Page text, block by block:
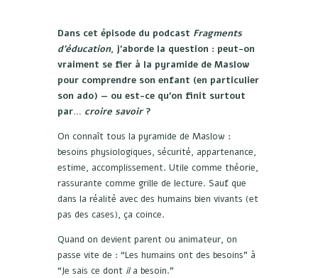
Dans cet épisode du podcast Fragments
d’éducation, j’aborde la question : peut-on
vraiment se fier à la pyramide de Maslow
pour comprendre son enfant (en particulier
son ado) — ou est-ce qu’on finit surtout
par… croire savoir?
On connaît tous la pyramide de Maslow :
besoins physiologiques, sécurité, appartenance,
estime, accomplissement. Utile comme théorie,
rassurante comme grille de lecture. Sauf que
dans la réalité avec des humains bien vivants (et
pas des cases), ça coince.
Quand on devient parent ou animateur, on
passe vite de : “Les humains ont des besoins” à
“Je sais ce dont ila besoin.”